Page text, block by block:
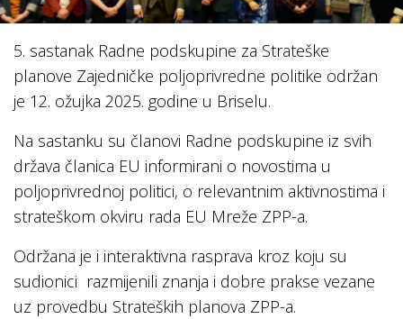
5. sastanak Radne podskupine za Strateške
planove Zajedničke poljoprivredne politike održan
je 12. ožujka 2025. godine u Briselu.
Na sastanku su članovi Radne podskupine iz svih
država članica EU informirani o novostima u
poljoprivrednoj politici, o relevantnim aktivnostima i
strateškom okviru rada EU Mreže ZPP-a.
Održana je i interaktivna rasprava kroz koju su
sudionici razmijenili znanja i dobre prakse vezane
uz provedbu Strateških planova ZPP-a.